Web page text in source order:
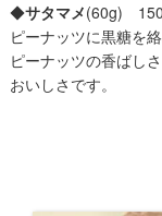
◆サタマメ(60g) 150
ピーナッツに黒糖を
ピーナッツの香ばし
おいしさです。